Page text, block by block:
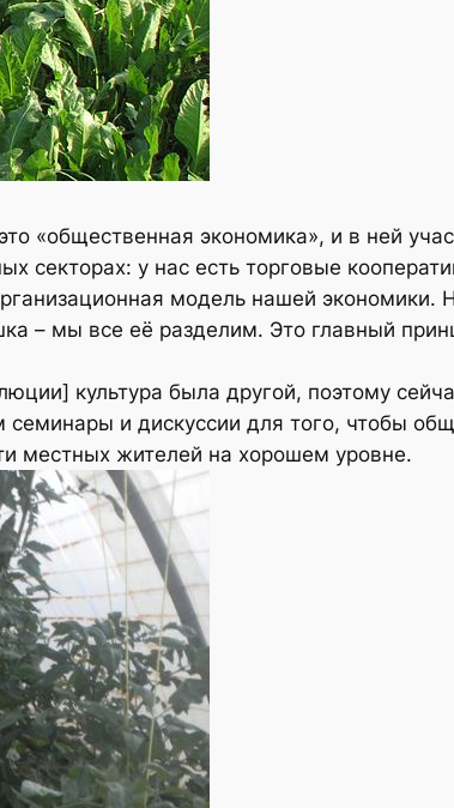
«общественная экономика», и в ней
секторах: у нас есть торговые
модель нашей экономики.
– мы все её разделим. Это главный
культура была другой, поэтому
и дискуссии для того, чтобы
местных жителей на хорошем уровне.